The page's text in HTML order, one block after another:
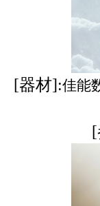
[器材]:佳能
[